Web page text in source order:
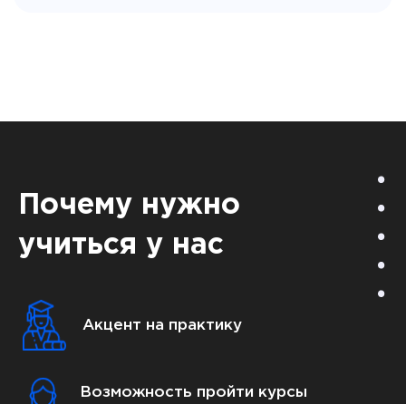
Почему нужно
учиться у нас
Акцент на практику
Возможность пройти курсы